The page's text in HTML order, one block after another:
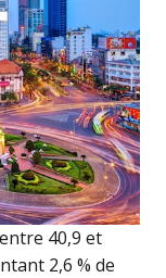
40,9 et
2,6 % de